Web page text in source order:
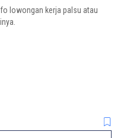
lowongan kerja palsu atau